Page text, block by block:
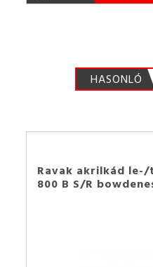
HASONLÓ
Ravak akrilkád
800 B S/R